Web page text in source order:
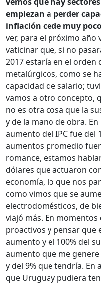
empiezan a perder
inflación cede muy
ver, para el próximo año
vaticinar que, si no
2017 estaría en el orden
metalúrgicos, como se
capacidad de salario;
vamos a otro concepto,
no es otra cosa que la
y de la mano de obra.
aumento del IPC fue del
aumentos promedio
romance, estamos
dólares que actuaron
economía, lo que nos
como vimos que se
electrodomésticos, de
viajó más. En
proactivos y pensar que
aumento y el 100% del
aumento que me
y del 9% que tendría. En
que Uruguay pudiera